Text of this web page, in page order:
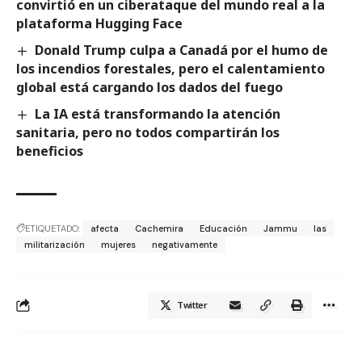
convirtió en un ciberataque del mundo real a la
plataforma Hugging Face
Donald Trump culpa a Canadá por el humo de
los incendios forestales, pero el calentamiento
global está cargando los dados del fuego
La IA está transformando la atención
sanitaria, pero no todos compartirán los
beneficios
ETIQUETADO: afecta Cachemira Educación Jammu
las
militarización
mujeres negativamente
Twitter